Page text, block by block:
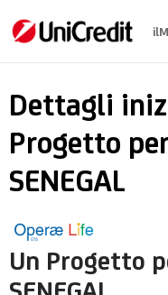
Un
Dettagli
Progetto
SENEGAL
Un Progetto